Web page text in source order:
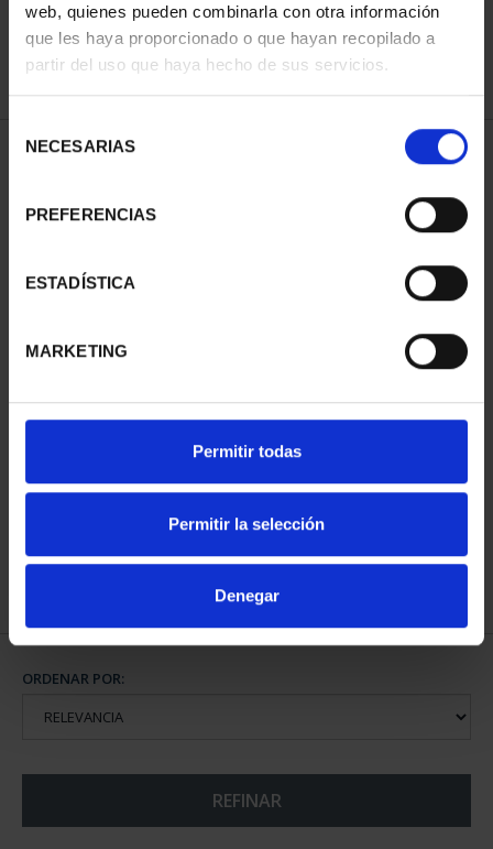
web, quienes pueden combinarla con otra información
que les haya proporcionado o que hayan recopilado a
partir del uso que haya hecho de sus servicios.
NECESARIAS
PREFERENCIAS
ESTADÍSTICA
MARKETING
Permitir todas
Permitir la selección
Denegar
REFINAR
1 Productos encontrados
CAPITALES ESPAÑOLAS
73,00 €
ORDENAR POR:
REFINAR